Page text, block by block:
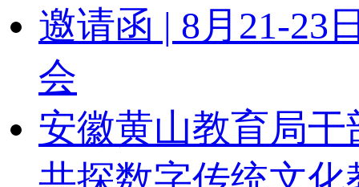
邀请函 | 8月21-23
会
安徽黄山教育局